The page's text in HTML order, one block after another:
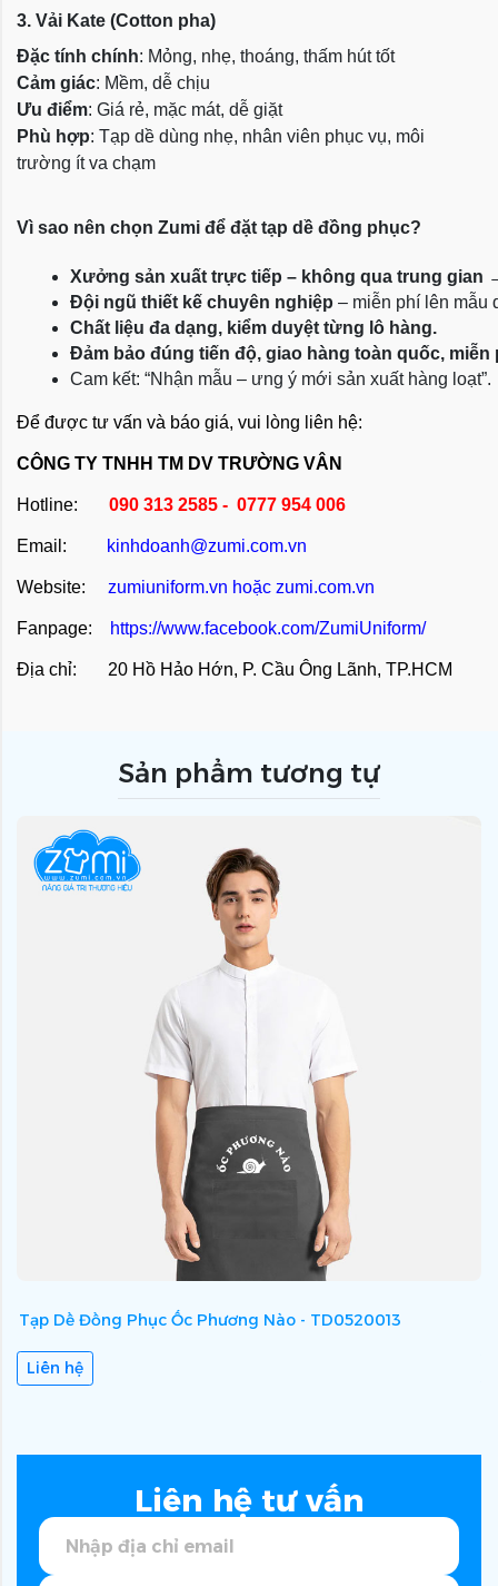
3. Vải Kate (Cotton pha)
Đặc tính chính: Mỏng, nhẹ, thoáng, thấm hút tốt
Cảm giác: Mềm, dễ chịu
Ưu điểm: Giá rẻ, mặc mát, dễ giặt
Phù hợp: Tạp dề dùng nhẹ, nhân viên phục vụ, môi
trường ít va chạm
Vì sao nên chọn Zumi để đặt tạp dề đồng phục?
Xưởng sản xuất trực tiếp – không qua trung gian
Đội ngũ thiết kế chuyên nghiệp – miễn phí lên mẫu
Chất liệu đa dạng, kiểm duyệt từng lô hàng.
Đảm bảo đúng tiến độ, giao hàng toàn quốc, miễn
Cam kết: “Nhận mẫu – ưng ý mới sản xuất hàng loạt”.
Để được tư vấn và báo giá, vui lòng liên hệ:
CÔNG TY TNHH TM DV TRƯỜNG VÂN
Hotline: 090 313 2585 - 0777 954 006
Email: kinhdoanh@zumi.com.vn
Website: zumiuniform.vn hoặc zumi.com.vn
Fanpage: https://www.facebook.com/ZumiUniform/
Địa chỉ: 20 Hồ Hảo Hớn, P. Cầu Ông Lãnh, TP.HCM
Sản phẩm tương tự
Tạp Dề Đồng Phục Ốc Phương Nào - TD0520013
Liên hệ
Liên hệ tư vấn